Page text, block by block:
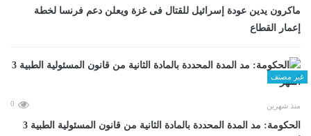
ماكرون يدين عودة إسرائيل للقتال فى غزة ويعلن دعم فرنسا لخطة
إعمار القطاع
غير مصنف
منذ شهرين 0
الحكومة: مد المدة المحددة بالمادة الثانية من قانون المسئولية الطبية 3